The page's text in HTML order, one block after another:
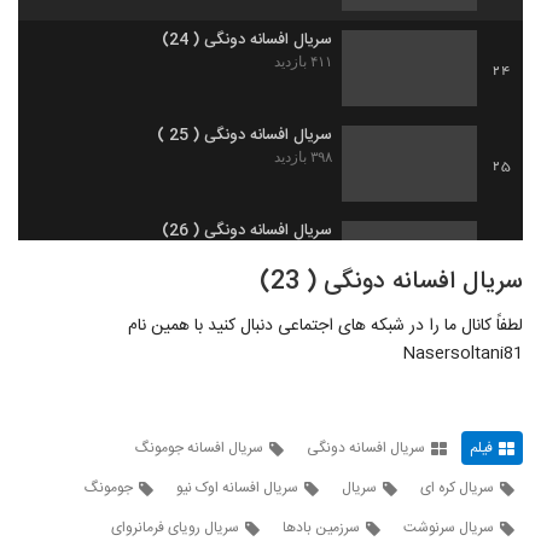
24
سریال افسانه دونگی ( 24)
۴۱۱ بازدید
25
سریال افسانه دونگی ( 25 )
۳۹۸ بازدید
سریال افسانه دونگی ( 26)
27
سریال افسانه دونگی ( 27 )
28
۴۲۸ بازدید
سریال افسانه دونگی ( 29)
سریال افسانه دونگی ( 23)
لطفاً کانال ما را در شبکه های اجتماعی دنبال کنید با همین نام
Nasersoltani81
فیلم سریال افسانه دونگی
سریال افسانه جومونگ
سریال کره ای
سریال سریال افسانه اوک نیو
جومونگ
سریال سرنوشت
سرزمین بادها
سریال رویای فرمانروای